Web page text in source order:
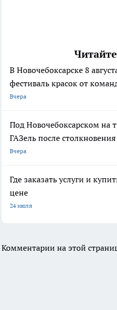
В Новочебоксарске 8
фестиваль красок от
Вчера
Под Новочебоксарском на
ГАЗель после
Вчера
Где заказать услуги и
цене
24 июля
Комментарии на этой